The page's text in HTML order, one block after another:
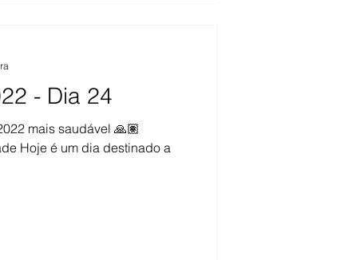
- Dia 24
mais saudável 🙏🏽
Hoje é um dia destinado a